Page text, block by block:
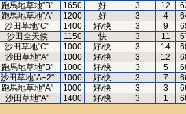
跑馬地草地"B" 1650 好 3 12
跑馬地草地"A" 1200 好 3 4
沙田草地"C" 1400 好/快 3 9
沙田全天候 1150 快 3 11
沙田草地"C" 1000 好/快 3 14
沙田草地"A" 1000 好/快 3 12
跑馬地草地"B" 1000 好/快 3 5
沙田草地"A+2" 1000 好/快 3 7
跑馬地草地"A" 1000 好/快 3 3
沙田草地"A" 1400 好/快 3 1